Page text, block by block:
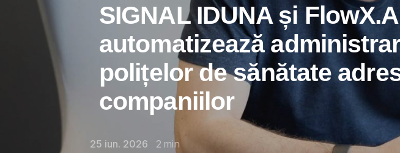
SIGNAL IDUNA și
automatizează
polițelor de sănătate
companiilor
25 iun. 2026 2 min